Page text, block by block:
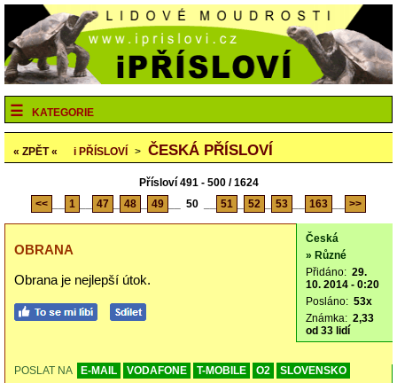
KATEGORIE
« ZPĚT « i PŘÍSLOVÍ > ČESKÁ PŘÍSLOVÍ
Přísloví 491 - 500 / 1624
<<
1 47 48 49 50 51 52 53 163 >>
OBRANA
Obrana je nejlepší útok.
Česká
» Různé
Přidáno: 29.
10. 2014 - 0:20
Posláno: 53x
Známka: 2,33
od 33 lidí
POSLAT NA E-MAIL VODAFONE T-MOBILE O2
SLOVENSKO